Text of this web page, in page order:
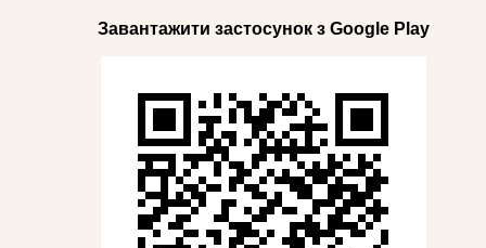
Завантажити застосунок з Google Play